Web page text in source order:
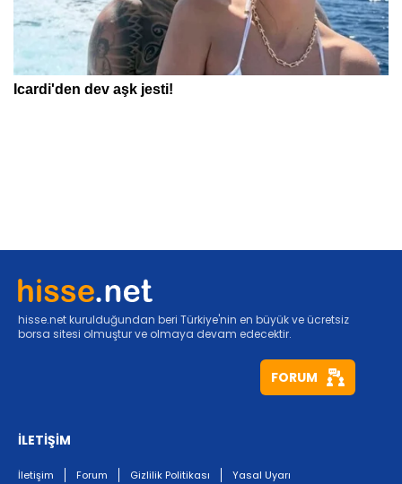
hisse.net kurulduğundan beri Türkiye'nin en büyük ve ücretsiz
borsa sitesi olmuştur ve olmaya devam edecektir.
FORUM
İLETİŞİM
İletişim Forum Gizlilik Politikası Yasal Uyarı